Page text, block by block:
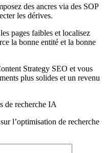
des ancres via des SOP
les dérives.
pages faibles et localisez
la bonne entité et la bonne
Strategy SEO et vous
plus solides et un revenu
de recherche IA
l’optimisation de recherche